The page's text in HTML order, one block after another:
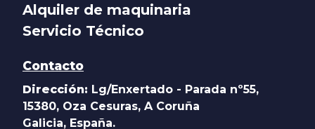
Alquiler de maquinaria
Servicio Técnico
Contacto
Dirección: Lg/Enxertado - Parada nº55,
15380, Oza Cesuras, A Coruña
Galicia, España.